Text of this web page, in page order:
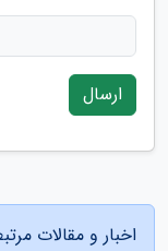
ارسال
اخبار و مقالات